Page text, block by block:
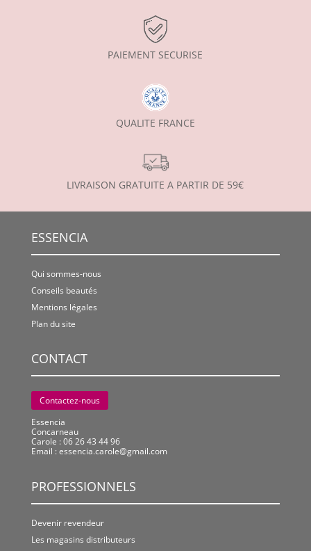
PAIEMENT SECURISE
QUALITE FRANCE
LIVRAISON GRATUITE A PARTIR DE 59€
ESSENCIA
Qui sommes-nous
Conseils beautés
Mentions légales
Plan du site
CONTACT
Contactez-nous
Essencia
Concarneau
Carole : 06 26 43 44 96
Email : essencia.carole@gmail.com
PROFESSIONNELS
Devenir revendeur
Les magasins distributeurs